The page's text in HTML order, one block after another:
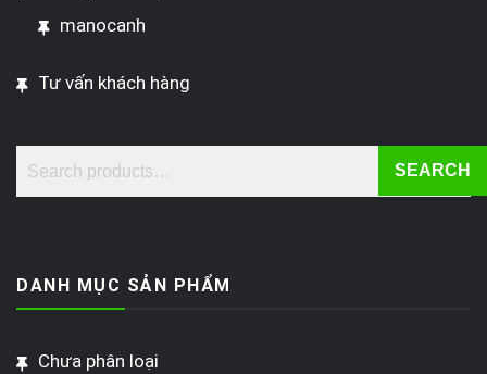
manocanh
Tư vấn khách hàng
SEARCH
DANH MỤC SẢN PHẨM
Chưa phân loại